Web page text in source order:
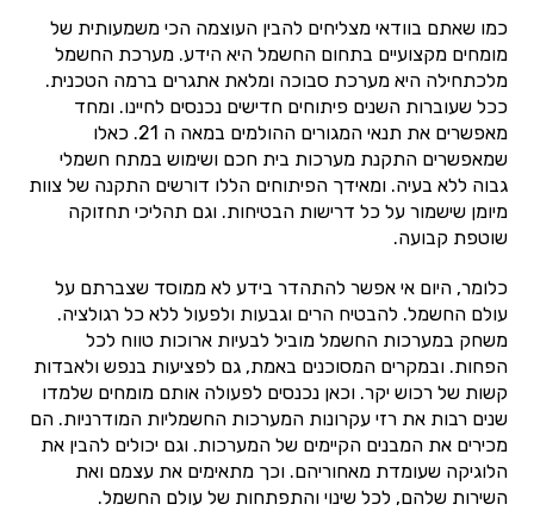
כמו שאתם בוודאי מצליחים להבין העוצמה הכי משמעותית של
מומחים מקצועיים בתחום החשמל היא הידע. מערכת החשמל
מלכתחילה היא מערכת סבוכה ומלאת אתגרים ברמה הטכנית.
ככל שעוברות השנים פיתוחים חדישים נכנסים לחיינו. ומחד
מאפשרים את תנאי המגורים ההולמים במאה ה 21. כאלו
שמאפשרים התקנת מערכות בית חכם ושימוש במתח חשמלי
גבוה ללא בעיה. ומאידך הפיתוחים הללו דורשים התקנה של צוות
מיומן שישמור על כל דרישות הבטיחות. וגם תהליכי תחזוקה
שוטפת קבועה.
כלומר, היום אי אפשר להתהדר בידע לא ממוסד שצברתם על
עולם החשמל. להבטיח הרים וגבעות ולפעול ללא כל רגולציה.
משחק במערכות החשמל מוביל לבעיות ארוכות טווח לכל
הפחות. ובמקרים המסוכנים באמת, גם לפציעות בנפש ולאבדות
קשות של רכוש יקר. וכאן נכנסים לפעולה אותם מומחים שלמדו
שנים רבות את רזי עקרונות המערכות החשמליות המודרניות. הם
מכירים את המבנים הקיימים של המערכות. וגם יכולים להבין את
הלוגיקה שעומדת מאחוריהם. וכך מתאימים את עצמם ואת
השירות שלהם, לכל שינוי והתפתחות של עולם החשמל.